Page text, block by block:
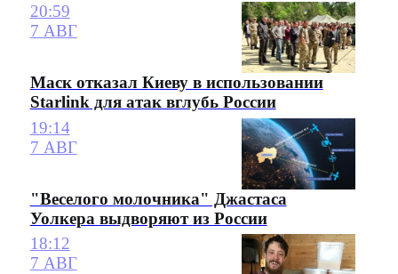
20:59
7 АВГ
Маск отказал Киеву в использовании
Starlink для атак вглубь России
19:14
7 АВГ
"Веселого молочника" Джастаса
Уолкера выдворяют из России
18:12
7 АВГ